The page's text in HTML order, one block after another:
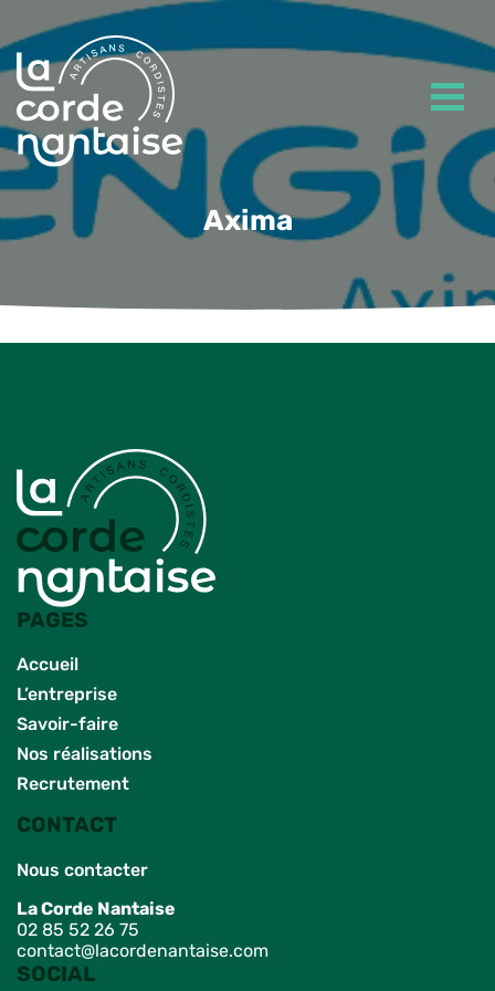
Axima
PAGES
Accueil
L’entreprise
Savoir-faire
Nos réalisations
Recrutement
CONTACT
Nous contacter
La Corde Nantaise
02 85 52 26 75
contact@lacordenantaise.com
SOCIAL